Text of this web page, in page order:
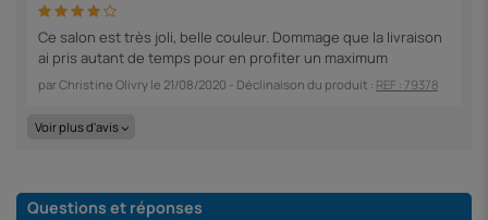
Ce salon est très joli, belle couleur. Dommage que la livraison
ai pris autant de temps pour en profiter un maximum
parChristine Olivry le 21/08/2020 - Déclinaison du produit : REF : 79378
Voir plus d'avis
Questions et réponses